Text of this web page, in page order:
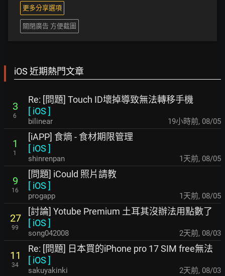
更多分享選項
關閉廣告 方便截圖
iOS 近期熱門文章
3
6
Re: [問題] Touch ID壞掉導致無法轉移手機
[ iOS ]
bilinear 19小時前, 08/05
1
1
[iAPP] 食熵 - 食材期限管理
[ iOS ]
shinrenpan 1天前, 08/05
9
16
[問題] iCould 照片請教
[ iOS ]
progapp 1天前, 08/05
27
99
[討論] Yotube Premium 土耳其沒辦法用點數了
[ iOS ]
song042008 2天前, 08/03
11
34
Re: [問題] 日本買的iPhone pro 17 SIM free無法
[ iOS ]
sakuyakinki 2天前, 08/03